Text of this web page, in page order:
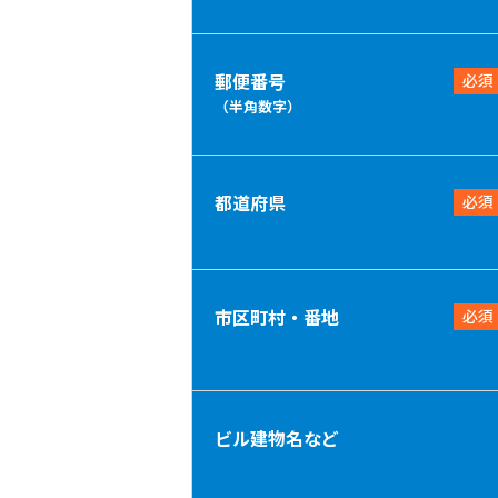
必須
郵便番号
（半角数字）
必須
都道府県
必須
市区町村・番地
ビル建物名など